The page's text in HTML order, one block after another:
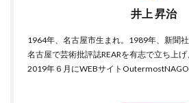
井上 昇治
1964年、名古屋市生まれ。1989年、新聞
名古屋で芸術批評誌REARを有志で立ち上げ
2019年６月にWEBサイト